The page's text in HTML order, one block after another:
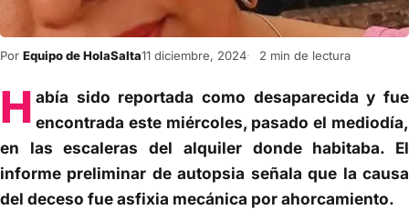
Por Equipo de HolaSalta11 diciembre, 2024 2 min de lectura
H abía sido reportada como desaparecida y fue
encontrada este miércoles, pasado el mediodía,
en las escaleras del alquiler donde habitaba. El
informe preliminar de autopsia señala que la causa
del deceso fue asfixia mecánica por ahorcamiento.